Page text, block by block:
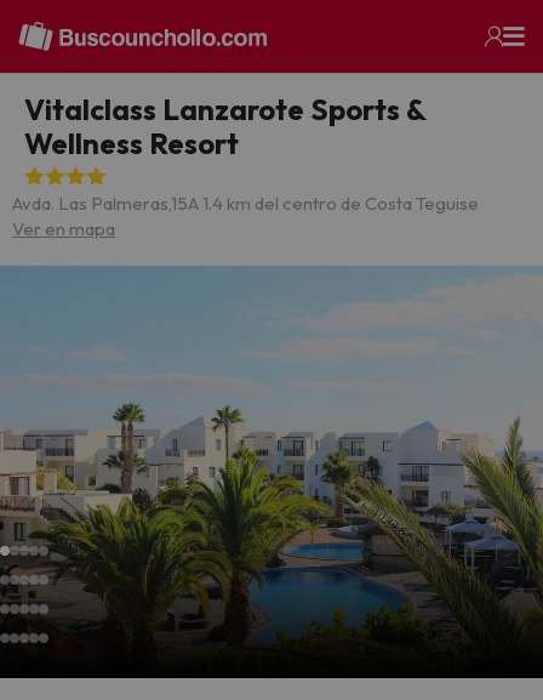
Vitalclass Lanzarote Sports &
Wellness Resort
Avda. Las Palmeras,15A 1.4 km del centro de Costa Teguise
Ver en mapa